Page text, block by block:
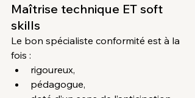
Maîtrise technique ET soft
skills
Le bon spécialiste conformité est à la
fois :
rigoureux,
pédagogue,